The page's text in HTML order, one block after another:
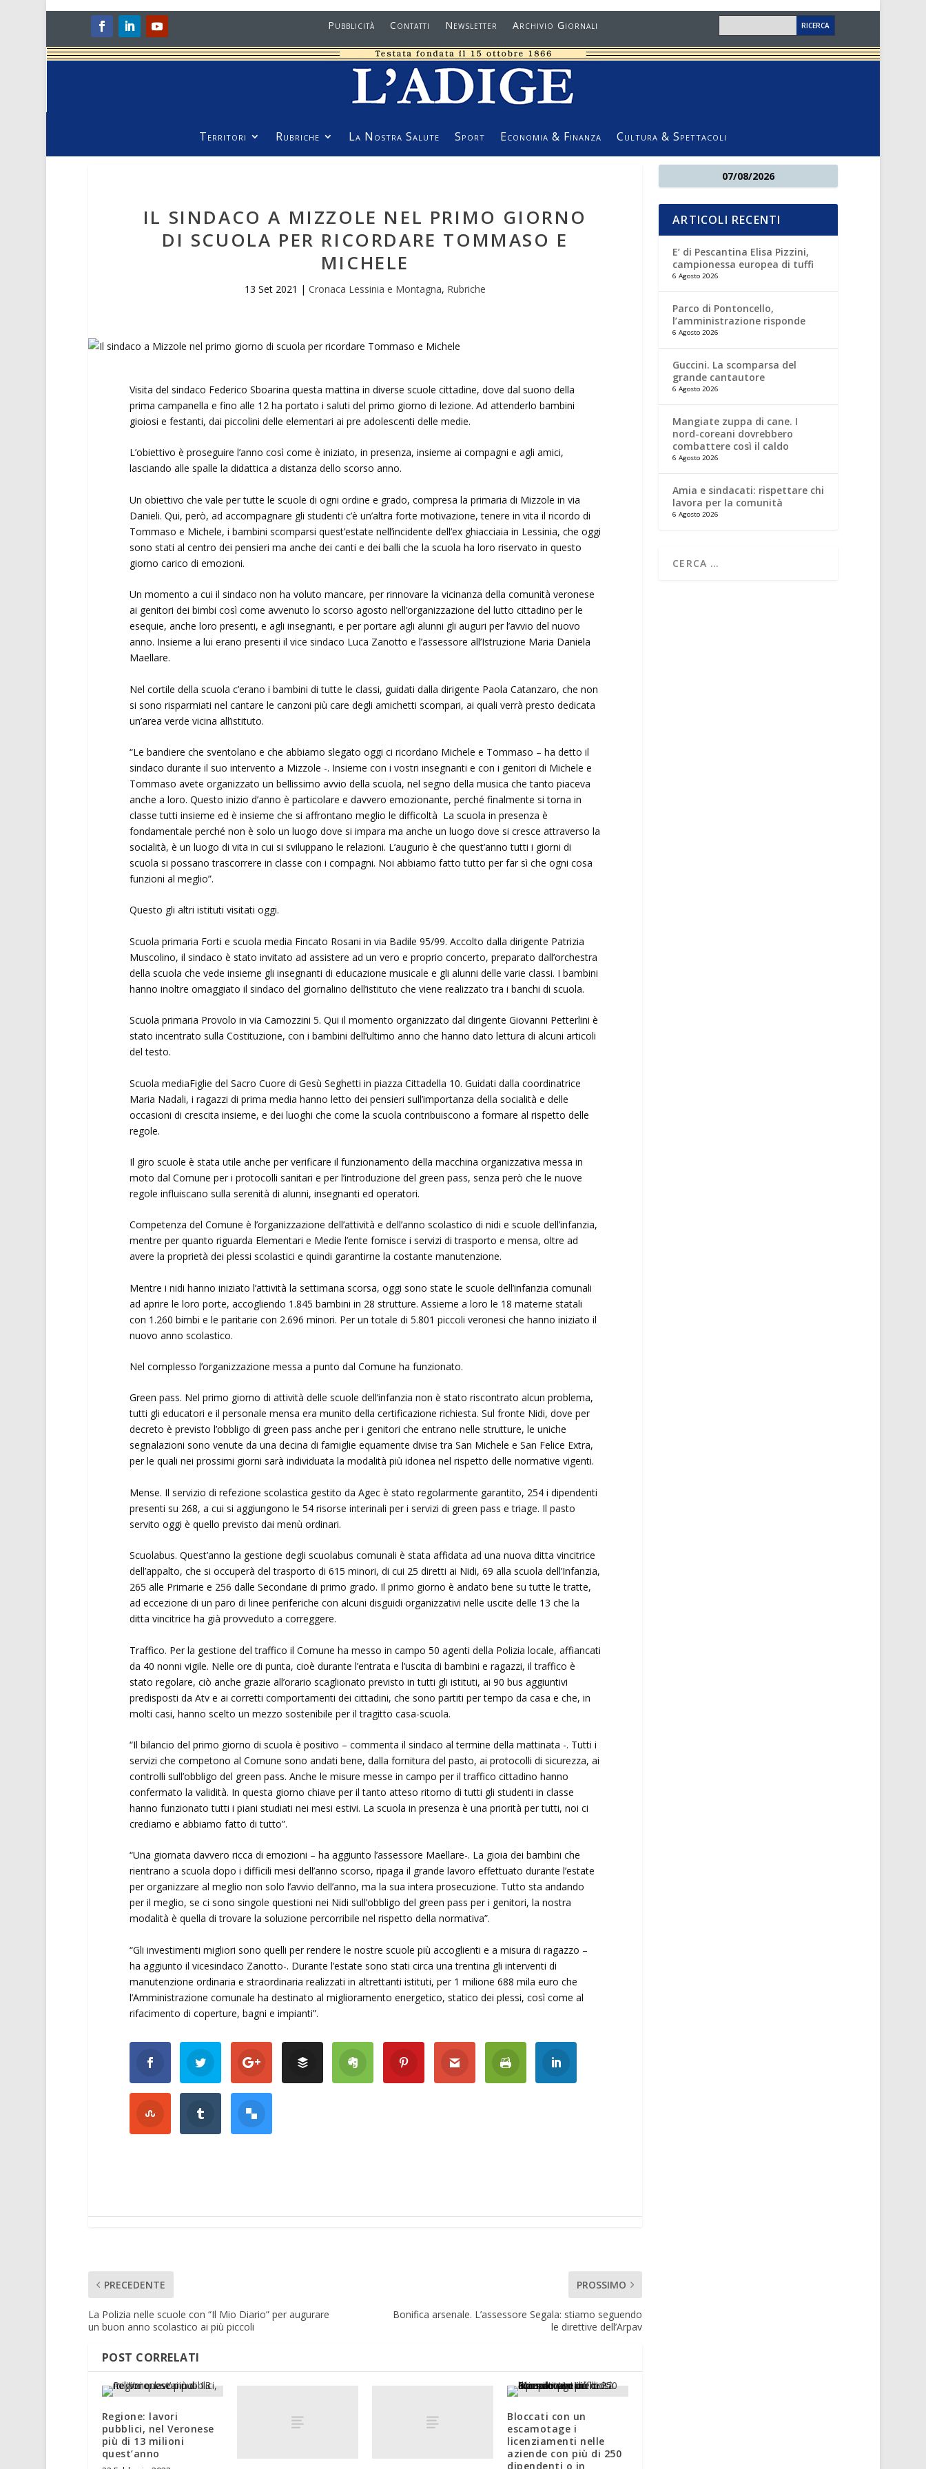
Pubblicità Contatti Newsletter Archivio Giornali
Territori Rubriche La Nostra Salute Sport Economia & Finanza Cultura & Spettacoli
IL SINDACO A MIZZOLE NEL PRIMO GIORNO
DI SCUOLA PER RICORDARE TOMMASO E
MICHELE
13 Set 2021 | Cronaca Lessinia e Montagna, Rubriche
Visita del sindaco Federico Sboarina questa mattina in diverse scuole cittadine, dove dal suono della
prima campanella e fino alle 12 ha portato i saluti del primo giorno di lezione. Ad attenderlo bambini
gioiosi e festanti, dai piccolini delle elementari ai pre adolescenti delle medie.
L’obiettivo è proseguire l’anno così come è iniziato, in presenza, insieme ai compagni e agli amici,
lasciando alle spalle la didattica a distanza dello scorso anno.
Un obiettivo che vale per tutte le scuole di ogni ordine e grado, compresa la primaria di Mizzole in via
Danieli. Qui, però, ad accompagnare gli studenti c’è un’altra forte motivazione, tenere in vita il ricordo di
Tommaso e Michele, i bambini scomparsi quest’estate nell’incidente dell’ex ghiacciaia in Lessinia, che oggi
sono stati al centro dei pensieri ma anche dei canti e dei balli che la scuola ha loro riservato in questo
giorno carico di emozioni.
Un momento a cui il sindaco non ha voluto mancare, per rinnovare la vicinanza della comunità veronese
ai genitori dei bimbi così come avvenuto lo scorso agosto nell’organizzazione del lutto cittadino per le
esequie, anche loro presenti, e agli insegnanti, e per portare agli alunni gli auguri per l’avvio del nuovo
anno. Insieme a lui erano presenti il vice sindaco Luca Zanotto e l’assessore all’Istruzione Maria Daniela
Maellare.
Nel cortile della scuola c’erano i bambini di tutte le classi, guidati dalla dirigente Paola Catanzaro, che non
si sono risparmiati nel cantare le canzoni più care degli amichetti scompari, ai quali verrà presto dedicata
un’area verde vicina all’istituto.
“Le bandiere che sventolano e che abbiamo slegato oggi ci ricordano Michele e Tommaso – ha detto il
sindaco durante il suo intervento a Mizzole -. Insieme con i vostri insegnanti e con i genitori di Michele e
Tommaso avete organizzato un bellissimo avvio della scuola, nel segno della musica che tanto piaceva
anche a loro. Questo inizio d’anno è particolare e davvero emozionante, perché finalmente si torna in
classe tutti insieme ed è insieme che si affrontano meglio le difficoltà La scuola in presenza è
fondamentale perché non è solo un luogo dove si impara ma anche un luogo dove si cresce attraverso la
socialità, è un luogo di vita in cui si sviluppano le relazioni. L’augurio è che quest’anno tutti i giorni di
scuola si possano trascorrere in classe con i compagni. Noi abbiamo fatto tutto per far sì che ogni cosa
funzioni al meglio”.
Questo gli altri istituti visitati oggi.
Scuola primaria Forti e scuola media Fincato Rosani in via Badile 95/99. Accolto dalla dirigente Patrizia
Muscolino, il sindaco è stato invitato ad assistere ad un vero e proprio concerto, preparato dall’orchestra
della scuola che vede insieme gli insegnanti di educazione musicale e gli alunni delle varie classi. I bambini
hanno inoltre omaggiato il sindaco del giornalino dell’istituto che viene realizzato tra i banchi di scuola.
Scuola primaria Provolo in via Camozzini 5. Qui il momento organizzato dal dirigente Giovanni Petterlini è
stato incentrato sulla Costituzione, con i bambini dell’ultimo anno che hanno dato lettura di alcuni articoli
del testo.
Scuola mediaFiglie del Sacro Cuore di Gesù Seghetti in piazza Cittadella 10. Guidati dalla coordinatrice
Maria Nadali, i ragazzi di prima media hanno letto dei pensieri sull’importanza della socialità e delle
occasioni di crescita insieme, e dei luoghi che come la scuola contribuiscono a formare al rispetto delle
regole.
Il giro scuole è stata utile anche per verificare il funzionamento della macchina organizzativa messa in
moto dal Comune per i protocolli sanitari e per l’introduzione del green pass, senza però che le nuove
regole influiscano sulla serenità di alunni, insegnanti ed operatori.
Competenza del Comune è l’organizzazione dell’attività e dell’anno scolastico di nidi e scuole dell’infanzia,
mentre per quanto riguarda Elementari e Medie l’ente fornisce i servizi di trasporto e mensa, oltre ad
avere la proprietà dei plessi scolastici e quindi garantirne la costante manutenzione.
Mentre i nidi hanno iniziato l’attività la settimana scorsa, oggi sono state le scuole dell’infanzia comunali
ad aprire le loro porte, accogliendo 1.845 bambini in 28 strutture. Assieme a loro le 18 materne statali
con 1.260 bimbi e le paritarie con 2.696 minori. Per un totale di 5.801 piccoli veronesi che hanno iniziato il
nuovo anno scolastico.
Nel complesso l’organizzazione messa a punto dal Comune ha funzionato.
Green pass. Nel primo giorno di attività delle scuole dell’infanzia non è stato riscontrato alcun problema,
tutti gli educatori e il personale mensa era munito della certificazione richiesta. Sul fronte Nidi, dove per
decreto è previsto l’obbligo di green pass anche per i genitori che entrano nelle strutture, le uniche
segnalazioni sono venute da una decina di famiglie equamente divise tra San Michele e San Felice Extra,
per le quali nei prossimi giorni sarà individuata la modalità più idonea nel rispetto delle normative vigenti.
Mense. Il servizio di refezione scolastica gestito da Agec è stato regolarmente garantito, 254 i dipendenti
presenti su 268, a cui si aggiungono le 54 risorse interinali per i servizi di green pass e triage. Il pasto
servito oggi è quello previsto dai menù ordinari.
Scuolabus. Quest’anno la gestione degli scuolabus comunali è stata affidata ad una nuova ditta vincitrice
dell’appalto, che si occuperà del trasporto di 615 minori, di cui 25 diretti ai Nidi, 69 alla scuola dell’Infanzia,
265 alle Primarie e 256 dalle Secondarie di primo grado. Il primo giorno è andato bene su tutte le tratte,
ad eccezione di un paro di linee periferiche con alcuni disguidi organizzativi nelle uscite delle 13 che la
ditta vincitrice ha già provveduto a correggere.
Traffico. Per la gestione del traffico il Comune ha messo in campo 50 agenti della Polizia locale, affiancati
da 40 nonni vigile. Nelle ore di punta, cioè durante l’entrata e l’uscita di bambini e ragazzi, il traffico è
stato regolare, ciò anche grazie all’orario scaglionato previsto in tutti gli istituti, ai 90 bus aggiuntivi
predisposti da Atv e ai corretti comportamenti dei cittadini, che sono partiti per tempo da casa e che, in
molti casi, hanno scelto un mezzo sostenibile per il tragitto casa-scuola.
“Il bilancio del primo giorno di scuola è positivo – commenta il sindaco al termine della mattinata -. Tutti i
servizi che competono al Comune sono andati bene, dalla fornitura del pasto, ai protocolli di sicurezza, ai
controlli sull’obbligo del green pass. Anche le misure messe in campo per il traffico cittadino hanno
confermato la validità. In questa giorno chiave per il tanto atteso ritorno di tutti gli studenti in classe
hanno funzionato tutti i piani studiati nei mesi estivi. La scuola in presenza è una priorità per tutti, noi ci
crediamo e abbiamo fatto di tutto”.
“Una giornata davvero ricca di emozioni – ha aggiunto l’assessore Maellare-. La gioia dei bambini che
rientrano a scuola dopo i difficili mesi dell’anno scorso, ripaga il grande lavoro effettuato durante l’estate
per organizzare al meglio non solo l’avvio dell’anno, ma la sua intera prosecuzione. Tutto sta andando
per il meglio, se ci sono singole questioni nei Nidi sull’obbligo del green pass per i genitori, la nostra
modalità è quella di trovare la soluzione percorribile nel rispetto della normativa”.
“Gli investimenti migliori sono quelli per rendere le nostre scuole più accoglienti e a misura di ragazzo –
ha aggiunto il vicesindaco Zanotto-. Durante l’estate sono stati circa una trentina gli interventi di
manutenzione ordinaria e straordinaria realizzati in altrettanti istituti, per 1 milione 688 mila euro che
l’Amministrazione comunale ha destinato al miglioramento energetico, statico dei plessi, così come al
rifacimento di coperture, bagni e impianti”.
PRECEDENTE
La Polizia nelle scuole con “Il Mio Diario” per augurare
un buon anno scolastico ai più piccoli
PROSSIMO
Bonifica arsenale. L’assessore Segala: stiamo seguendo
le direttive dell’Arpav
POST CORRELATI
Regione: lavori
pubblici, nel Veronese
più di 13 milioni
quest’anno
Bloccati con un
escamotage i
licenziamenti nelle
aziende con più di 250
dipendenti o in
07/08/2026
ARTICOLI RECENTI
E’ di Pescantina Elisa Pizzini,
campionessa europea di tuffi
6 Agosto 2026
Parco di Pontoncello,
l’amministrazione risponde
6 Agosto 2026
Guccini. La scomparsa del
grande cantautore
6 Agosto 2026
Mangiate zuppa di cane. I
nord-coreani dovrebbero
combattere così il caldo
6 Agosto 2026
Amia e sindacati: rispettare chi
lavora per la comunità
6 Agosto 2026